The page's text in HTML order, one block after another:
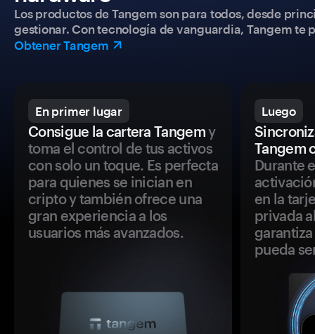
Los productos de Tangem son para todos, desde
gestionar. Con tecnología de vanguardia, Tangem
Obtener Tangem
En primer lugar
Consigue la cartera Tangemy
toma el control de tus activos
con solo un toque. Es perfecta
para quienes se inician en
cripto y también ofrece una
gran experiencia a los
usuarios más avanzados.
Luego
Tangem
Durante
en la
privada
pueda